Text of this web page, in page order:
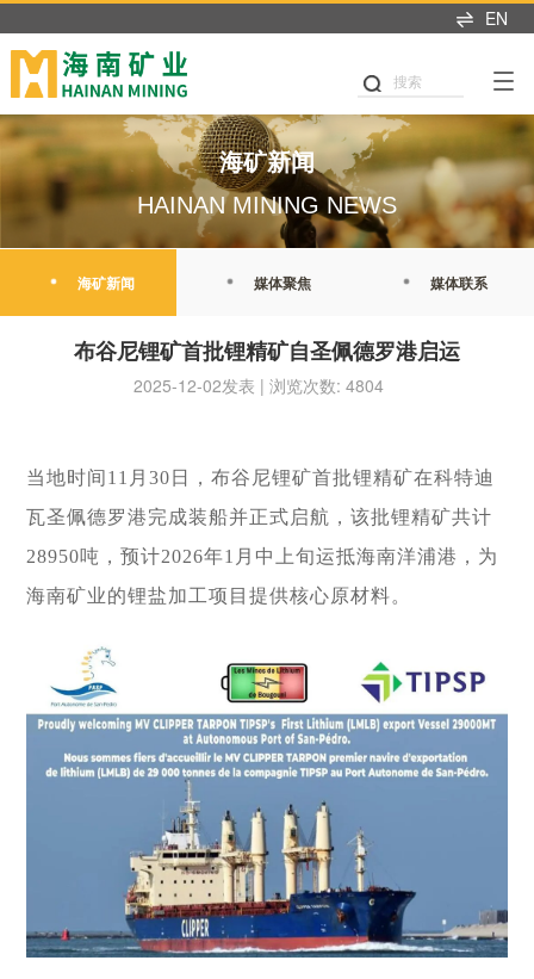
EN
首页
关于我们
董事长致辞
企业简介
发展历程
管理团队
发展战略
海南矿业成立于2007年，
由复星集团与海南海钢集
团共同出资成立，2014年
在上海证券交易所挂牌上
市（股票代码：
探索更多
海南矿业成立于2007年，
由复星集团与海南海钢集
团共同出资成立，2014年
在上海证券交易所挂牌上
探索更多 
海南矿业成立于2007年，
由复星集团与海南海钢集
团共同出资成立，2014年
产业布局
产业布局
铁矿石
石油天然气
新能源
投资"双轮驱动，持续推进
战略转型，目前已完成"铁
探索更多

我们坚持"产业运营+产业
战略转型，目前已完成"铁
矿石+油气+新能源"三大赛
道的产业布局。
探索更多
我们坚持"产业运营+产业
投资"双轮驱动，持续推进
战略转型，目前已完成"铁
矿石+油气+新能源"三大赛
可持续发展
可持续发展
党建引领
公司治理
商业道德
环境与生态
职业健康与安全
我们深入践行"根植海南，
面向全球，绿色发展，持
续成长"的发展理念，积极
响应"双碳"目标行动，切实
益相关方共享发展成果。
探索更多
我们深入践行"根植海南，
面向全球，绿色发展，持
续成长"的发展理念，积极
响应"双碳"目标行动，切实
履行企业社会责任，与利
益相关方共享发展成果。
探索更多 
我们深入践行"根植海南，
面向全球，绿色发展，持
投资者中心
投资者关系
业绩交流
信息披露
股市行情
研究报告
联系我们
及时回应资本市场及投资
者的关切问题，增进投资
者对企业价值及经营理念
的认同感，努力构建和谐
互信的资本市场生态圈。
及时回应资本市场及投资
者的关切问题，增进投资
者对企业价值及经营理念
的认同感，努力构建和谐
互信的资本市场生态圈。
及时回应资本市场及投资
者的关切问题，增进投资
者对企业价值及经营理念
的认同感，努力构建和谐
互信的资本市场生态圈。
新闻中心
新闻中心
海矿新闻
媒体聚焦
媒体联系
新动态和创新成果的窗
口，致力于与您保持紧密
探索更多
新动态和创新成果的窗
口，致力于与您保持紧密
的联系，感谢您对海南矿
成长。
探索更多
这里是我们与世界分享最
新动态和创新成果的窗
口，致力于与您保持紧密
的联系，感谢您对海南矿
业的关注，期待与您共同
探索更多 
人才招聘
加入我们
热招职位
职业发展
海矿人
心动力。我们重视团队合
作、开放沟通、持续学习
探索更多

人才是推动公司发展的核
作、开放沟通、持续学习
和个人成长，期待您的加
入，一起开启新的旅程。
探索更多
人才是推动公司发展的核
心动力。我们重视团队合
作、开放沟通、持续学习
和个人成长，期待您的加
入，一起开启新的旅程。
搜索
海矿新闻
HAINAN MINING NEWS
海矿新闻 媒体聚焦 媒体联系
布谷尼锂矿首批锂精矿自圣佩德罗港启运
2025-12-02发表 | 浏览次数: 4804
当地时间 11月30日，布谷尼锂矿首批锂精矿在科特迪
瓦圣佩德罗港完成装船并正式启航，该批锂精矿共计
28950吨 ，预计2026年1月中上旬运抵海南洋浦港，为
海南矿业的锂盐加工项目提供核心原材料。